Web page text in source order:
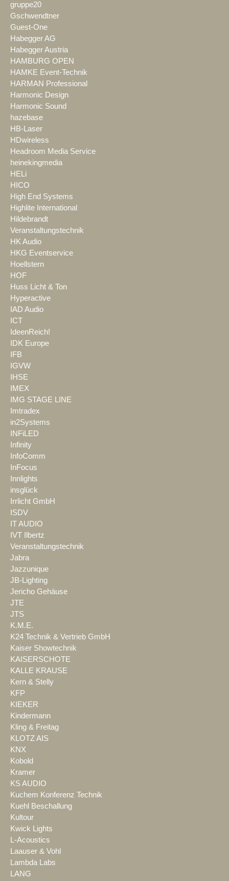
gruppe20
Gschwendtner
Guest-One
Habegger AG
Habegger Austria
HAMBURG OPEN
HAMKE Event-Technik
HARMAN Professional
Harmonic Design
Harmonic Sound
hazebase
HB-Laser
HDwireless
Headroom Media Service
heinekingmedia
HELi
HICO
High End Systems
Highlite International
Hildebrandt
Veranstaltungstechnik
HK Audio
HKG Eventservice
Hoellstern
HOF
Huss Licht & Ton
Hyperactive
IAD Audio
ICT
IdeenReich!
IDK Europe
IFB
IGVW
IHSE
IMEX
IMG STAGE LINE
Imtradex
in2Systems
INFiLED
Infinity
InfoComm
InFocus
Innlights
insglück
Irrlicht GmbH
ISDV
IT AUDIO
IVT Ilbertz
Veranstaltungstechnik
Jabra
Jazzunique
JB-Lighting
Jericho Gehäuse
JTE
JTS
K.M.E.
K24 Technik & Vertrieb GmbH
Kaiser Showtechnik
KAISERSCHOTE
KALLE KRAUSE
Kern & Stelly
KFP
KIEKER
Kindermann
Kling & Freitag
KLOTZ AIS
KNX
Kobold
Kramer
KS AUDIO
Kuchem Konferenz Technik
Kuehl Beschallung
Kultour
Kwick Lights
L-Acoustics
Laauser & Vohl
Lambda Labs
LANG